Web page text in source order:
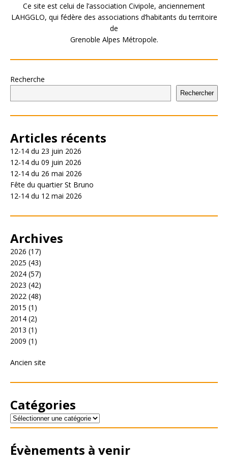
Ce site est celui de l’association Civipole, anciennement
LAHGGLO, qui fédère des associations d’habitants du territoire
de
Grenoble Alpes Métropole.
Recherche
Rechercher
Articles récents
12-14 du 23 juin 2026
12-14 du 09 juin 2026
12-14 du 26 mai 2026
Fête du quartier St Bruno
12-14 du 12 mai 2026
Archives
2026 (17)
2025 (43)
2024 (57)
2023 (42)
2022 (48)
2015 (1)
2014 (2)
2013 (1)
2009 (1)
Ancien site
Catégories
Évènements à venir